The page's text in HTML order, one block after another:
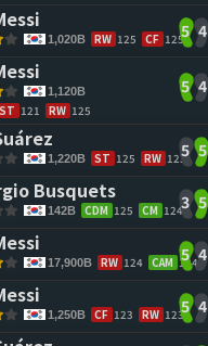
1,020B RW 125 CF 1255 4
1,120B
ST 121 RW 125
5 4
1,220B ST 125 RW 1235 5
Busquets
142B CDM 125 CM 1243 5
17,900B RW 124 CAM 124
5 4
1,250B CF 123 RW 1235 4